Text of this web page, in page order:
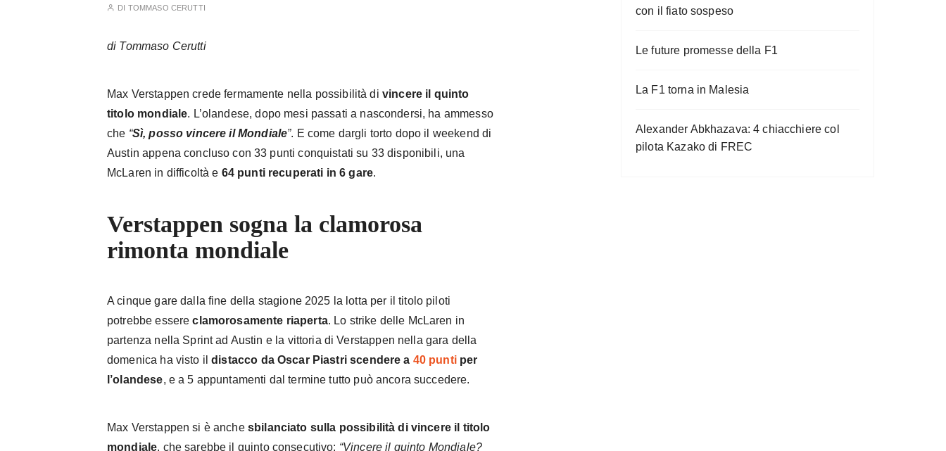
DI TOMMASO CERUTTI
di Tommaso Cerutti
Max Verstappen crede fermamente nella possibilità di vincere il quinto
titolo mondiale. L’olandese, dopo mesi passati a nascondersi, ha ammesso
che “Sì, posso vincere il Mondiale”. E come dargli torto dopo il weekend di
Austin appena concluso con 33 punti conquistati su 33 disponibili, una
McLaren in difficoltà e 64 punti recuperati in 6 gare.
Verstappen sogna la clamorosa
rimonta mondiale
A cinque gare dalla fine della stagione 2025 la lotta per il titolo piloti
potrebbe essereclamorosamente riaperta. Lo strike delle McLaren in
partenza nella Sprint ad Austin e la vittoria di Verstappen nella gara della
domenica ha visto ildistacco da Oscar Piastri scendere a 40 puntiper
l’olandese, e a 5 appuntamenti dal termine tutto può ancora succedere.
Max Verstappen si è anche sbilanciato sulla possibilità di vincere il titolo
mondiale, che sarebbe il quinto consecutivo: “Vincere il quinto Mondiale?
con il fiato sospeso
Le future promesse della F1
La F1 torna in Malesia
Alexander Abkhazava: 4 chiacchiere col
pilota Kazako di FREC